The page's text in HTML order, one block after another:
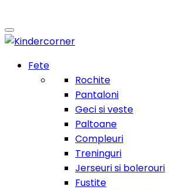
Fete
Rochite
Pantaloni
Geci si veste
Paltoane
Compleuri
Treninguri
Jerseuri si bolerouri
Fustite